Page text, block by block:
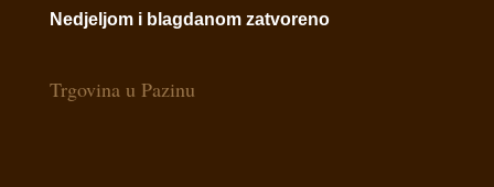
Nedjeljom i blagdanom zatvoreno
Trgovina u Pazinu